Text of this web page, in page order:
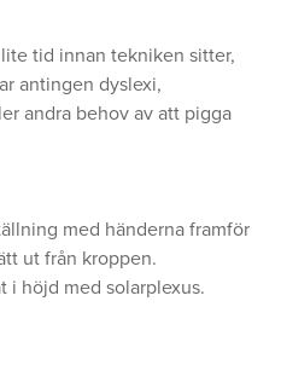
tid innan tekniken sitter,
antingen dyslexi,
andra behov av att pigga
med händerna framför
ut från kroppen.
i höjd med solarplexus.